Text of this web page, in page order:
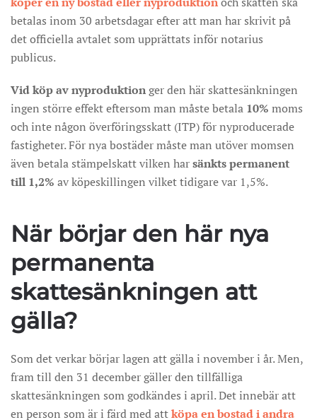
betalas inom 30 arbetsdagar efter att man har skrivit på
det officiella avtalet som upprättats inför notarius
publicus.
Vid köp av nyproduktionger den här skattesänkningen
ingen större effekt eftersom man måste betala 10% moms
och inte någon överföringsskatt (ITP) för nyproducerade
fastigheter. För nya bostäder måste man utöver momsen
även betala stämpelskatt vilken harsänkts permanent
till 1,2% av köpeskillingen vilket tidigare var 1,5%.
När börjar den här nya
permanenta
skattesänkningen att
gälla?
Som det verkar börjar lagen att gälla i november i år. Men,
fram till den 31 december gäller den tillfälliga
skattesänkningen som godkändes i april. Det innebär att
en person som är i färd med attköpa en bostad i andra